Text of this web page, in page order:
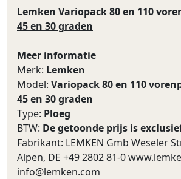
Lemken Variopack 80 en 110
45 en 30 graden
Meer informatie
Merk: Lemken
Model: Variopack 80 en 110
45 en 30 graden
Type: Ploeg
BTW: De getoonde prijs is
Fabrikant: LEMKEN Gmb Weseler
Alpen, DE +49 2802 81-0
info@lemken.com